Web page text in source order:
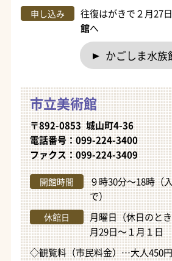
申し込み 往復はがきで２月27
館へ
かごしま水族
市立美術館
〒892-0853 城山町4-36
電話番号：099-224-3400
ファクス：099-224-3409
開館時間
９時30分～18時（
で）
休館日
月曜日（休日のと
月29日～１月１日
◇観覧料（市民料金）…大人450